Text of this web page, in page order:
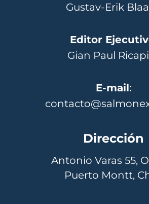
Gustav-Erik
Editor
Gian Paul
E-mail:
Dirección
Antonio Varas 55,
Puerto Montt,